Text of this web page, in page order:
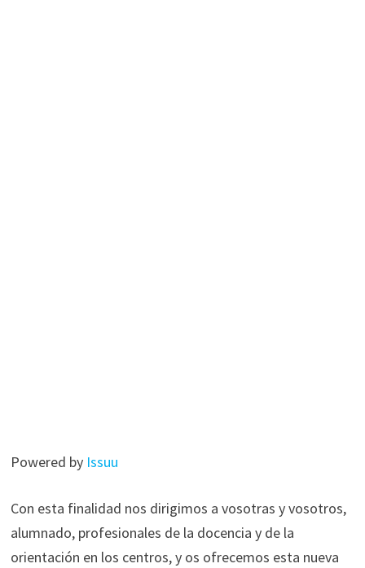
Powered by Issuu
Con esta finalidad nos dirigimos a vosotras y vosotros,
alumnado, profesionales de la docencia y de la
orientación en los centros, y os ofrecemos esta nueva